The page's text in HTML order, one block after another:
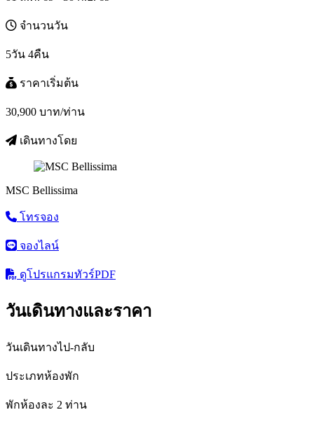
จำนวนวัน
5วัน 4คืน
ราคาเริ่มต้น
30,900 บาท/ท่าน
เดินทางโดย
MSC Bellissima
โทรจอง
จองไลน์
ดูโปรแกรมทัวร์PDF
วันเดินทางและราคา
วันเดินทางไป-กลับ
ประเภทห้องพัก
พักห้องละ 2 ท่าน